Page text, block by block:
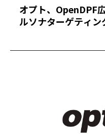
オプト、OpenDPF
ルソナターゲティ